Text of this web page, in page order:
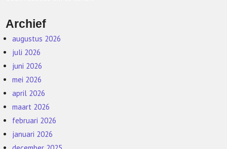
Archief
augustus 2026
juli 2026
juni 2026
mei 2026
april 2026
maart 2026
februari 2026
januari 2026